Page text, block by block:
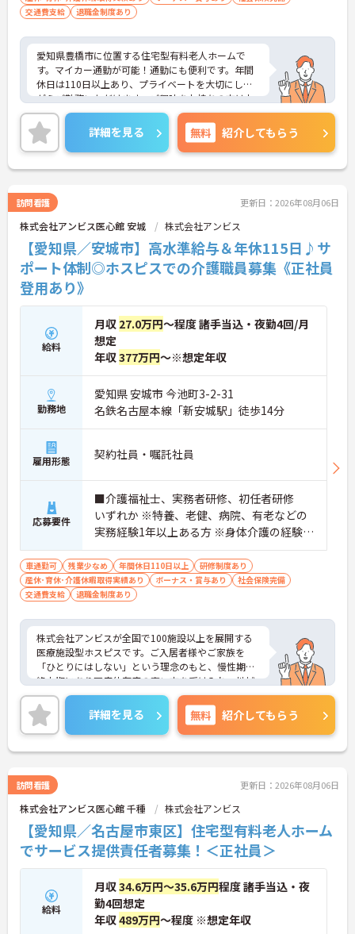
交通費支給
退職金制度あり
愛知県豊橋市に位置する住宅型有料老人ホームで
す。マイカー通勤が可能！通勤にも便利です。年間
休日は110日以上あり、プライベートを大切にしな
がらご勤務いただけます。ご興味をお持ちの方はお
気軽にお問い合わせください。
詳細を見る 無料 紹介してもらう
訪問看護 更新日：2026年08月06日
株式会社アンビス医心館 安城 株式会社アンビス
【愛知県／安城市】高水準給与＆年休115日♪サ
ポート体制◎ホスピスでの介護職員募集《正社員
登用あり》
給料
月収 27.0万円～程度 諸手当込・夜勤4回/月
想定
年収377万円～※想定年収
勤務地
愛知県 安城市 今池町3-2-31
名鉄名古屋本線「新安城駅」徒歩14分
雇用形態 契約社員・嘱託社員
応募要件
■介護福祉士、実務者研修、初任者研修
いずれか ※特養、老健、病院、有老などの
実務経験1年以上ある方 ※身体介護の経験年
以上ある方、機械浴の使用の経験のある方
歓迎
車通勤可 残業少なめ 年間休日110日以上
研修制度あり
産休･育休･介護休暇取得実績あり
ボーナス・賞与あり
社会保険完備
交通費支給
退職金制度あり
株式会社アンビスが全国で100施設以上を展開する
医療施設型ホスピスです。ご入居者様やご家族を
「ひとりにはしない」という理念のもと、慢性期や
終末期にあり医療依存度の高い方を受け入れ、地域
医療を支える社会的意義の高い事業を推進していま
す。現場には看護師が24時間常駐しています。急変
時の対応や医療行為は看護師が担当するため、初任
者研修や実務者研修の方も食事介助や入浴介助など
の生活を支えるケアに専念できる環境です。多職種
連携の体制がしっかりと整っています。働き方の面
では、夜勤明けの翌日が原則として公休となるほ
か、月平均の残業時間も5時間から7時間程度とかな
り少なめです。常勤スタッフの比率が90パーセント
を超えているため急な勤務変更が発生しにくく、あ
らかじめ決められた訪問予定表に沿って規則正しく
働けます。入職後は現場スタッフによるお一人おひ
とりに合わせた個別のOJT研修が実施されます。eラ
ーニングも導入されており、多職種と連携しながら
専門性を着実に深めていける環境が用意されていま
詳細を見る 無料 紹介してもらう
訪問看護 更新日：2026年08月06日
株式会社アンビス医心館 千種 株式会社アンビス
【愛知県／名古屋市東区】住宅型有料老人ホーム
でサービス提供責任者募集！＜正社員＞
給料
月収34.6万円～35.6万円程度 諸手当込・夜
勤4回想定
年収489万円～程度 ※想定年収